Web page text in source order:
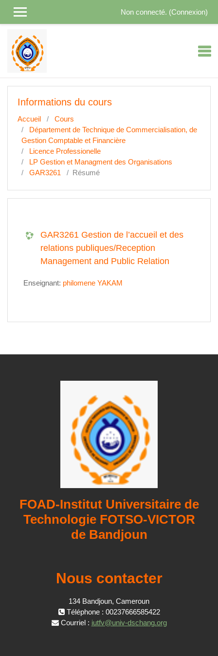
Non connecté. (Connexion)
Informations du cours
Accueil
Cours
Département de Technique de Commercialisation, de
Gestion Comptable et Financière
Licence Professionelle
LP Gestion et Managment des Organisations
GAR3261
Résumé
GAR3261 Gestion de l’accueil et des
relations publiques/Reception
Management and Public Relation
Enseignant: philomene YAKAM
FOAD-Institut Universitaire de
Technologie FOTSO-VICTOR
de Bandjoun
Nous contacter
134 Bandjoun, Cameroun
Téléphone : 00237666585422
Courriel : iutfv@univ-dschang.org